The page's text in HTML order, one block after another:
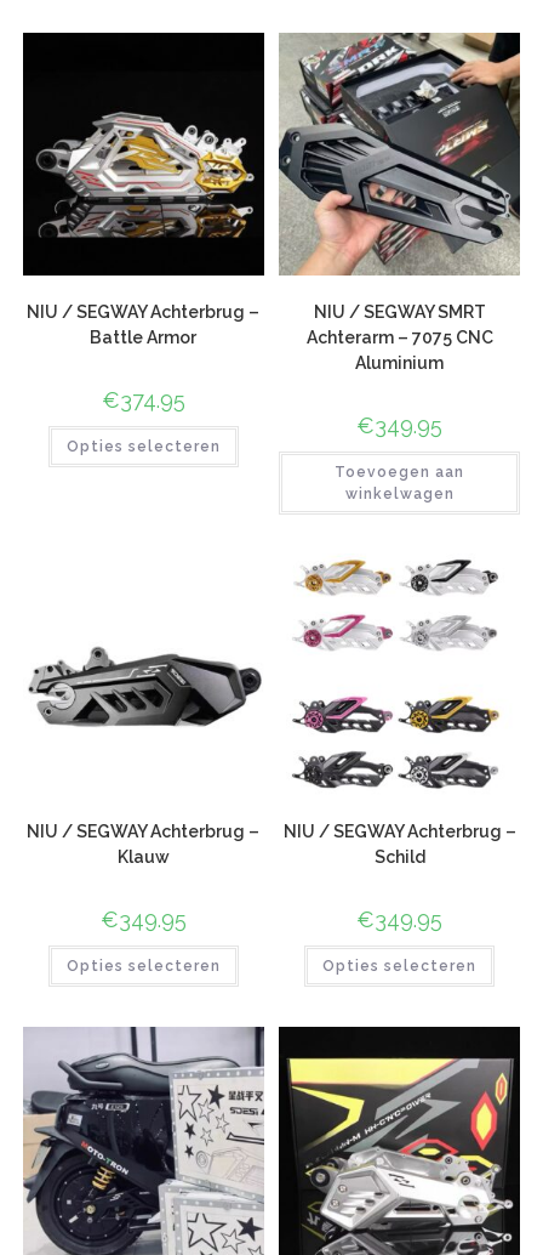
NIU / SEGWAY Achterbrug –
Battle Armor
€374.95
Opties selecteren
NIU / SEGWAY SMRT
Achterarm – 7075 CNC
Aluminium
€349.95
Toevoegen aan
winkelwagen
NIU / SEGWAY Achterbrug –
Klauw
€349.95
Opties selecteren
NIU / SEGWAY Achterbrug –
Schild
€349.95
Opties selecteren